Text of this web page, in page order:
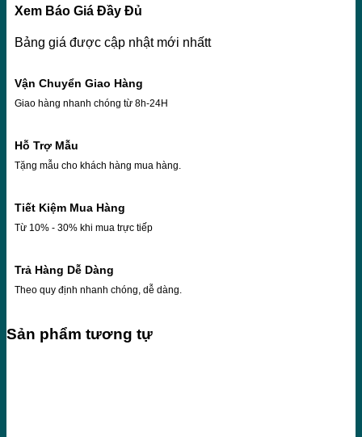
Xem Báo Giá Đầy Đủ
Bảng giá được cập nhật mới nhấtt
Vận Chuyển Giao Hàng
Giao hàng nhanh chóng từ 8h-24H
Hỗ Trợ Mẫu
Tặng mẫu cho khách hàng mua hàng.
Tiết Kiệm Mua Hàng
Từ 10% - 30% khi mua trực tiếp
Trả Hàng Dễ Dàng
Theo quy định nhanh chóng, dễ dàng.
Sản phẩm tương tự